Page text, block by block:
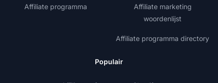
Affiliate programma
Affiliate marketing
woordenlijst
Affiliate programma directory
Populair